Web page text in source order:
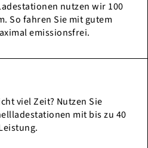
nutzen wir 100
So fahren Sie mit gutem
emissionsfrei.
viel Zeit? Nutzen Sie
mit bis zu 40